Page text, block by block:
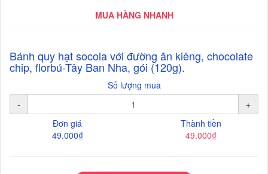
MUA HÀNG NHANH
Bánh quy hạt socola với đường ăn kiêng, chocolate
chip, florbú-Tây Ban Nha, gói (120g).
Số lượng mua
-
+
Đơn giá
49.000₫
Thành tiền
49.000₫